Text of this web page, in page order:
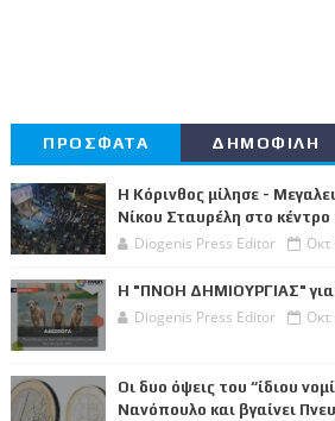
ΠΡΟΣΦΑΤΑ ΔΗΜΟΦΙΛΗ
Η Κόρινθος μίλησε -
Νίκου Σταυρέλη στο κέντρο
Diogenis Press Editor Οκτ
Η "ΠΝΟΗ ΔΗΜΙΟΥΡΓΙΑΣ"
Diogenis Press Editor Οκτ
Οι δυο όψεις του “ίδιου
Νανόπουλο και βγαίνει